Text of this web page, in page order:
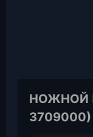
НОЖНОЙ
3709000)